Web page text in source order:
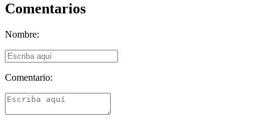
Comentarios
Nombre:
Comentario: